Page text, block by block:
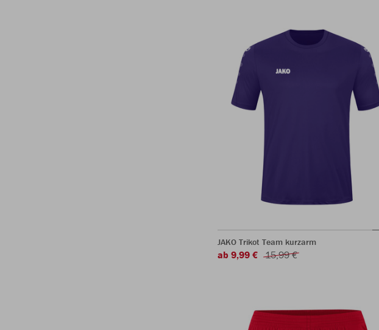
JAKO Trikot Team kurzarm
ab 9,99 € 15,99 €